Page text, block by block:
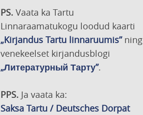
PS. Vaata ka Tartu
Linnaraamatukogu loodud kaarti
„Kirjandus Tartu linnaruumis”ning
venekeelset kirjandusblogi
„Литературный Тарту”.
PPS. Ja vaata ka:
Saksa Tartu / Deutsches Dorpat